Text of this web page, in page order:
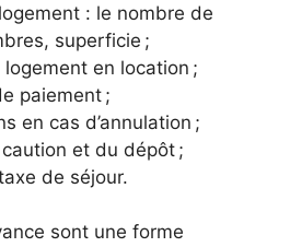
: le nombre de
superficie ;
logement en location ;
paiement ;
en cas d’annulation ;
et du dépôt ;
de séjour.
sont une forme